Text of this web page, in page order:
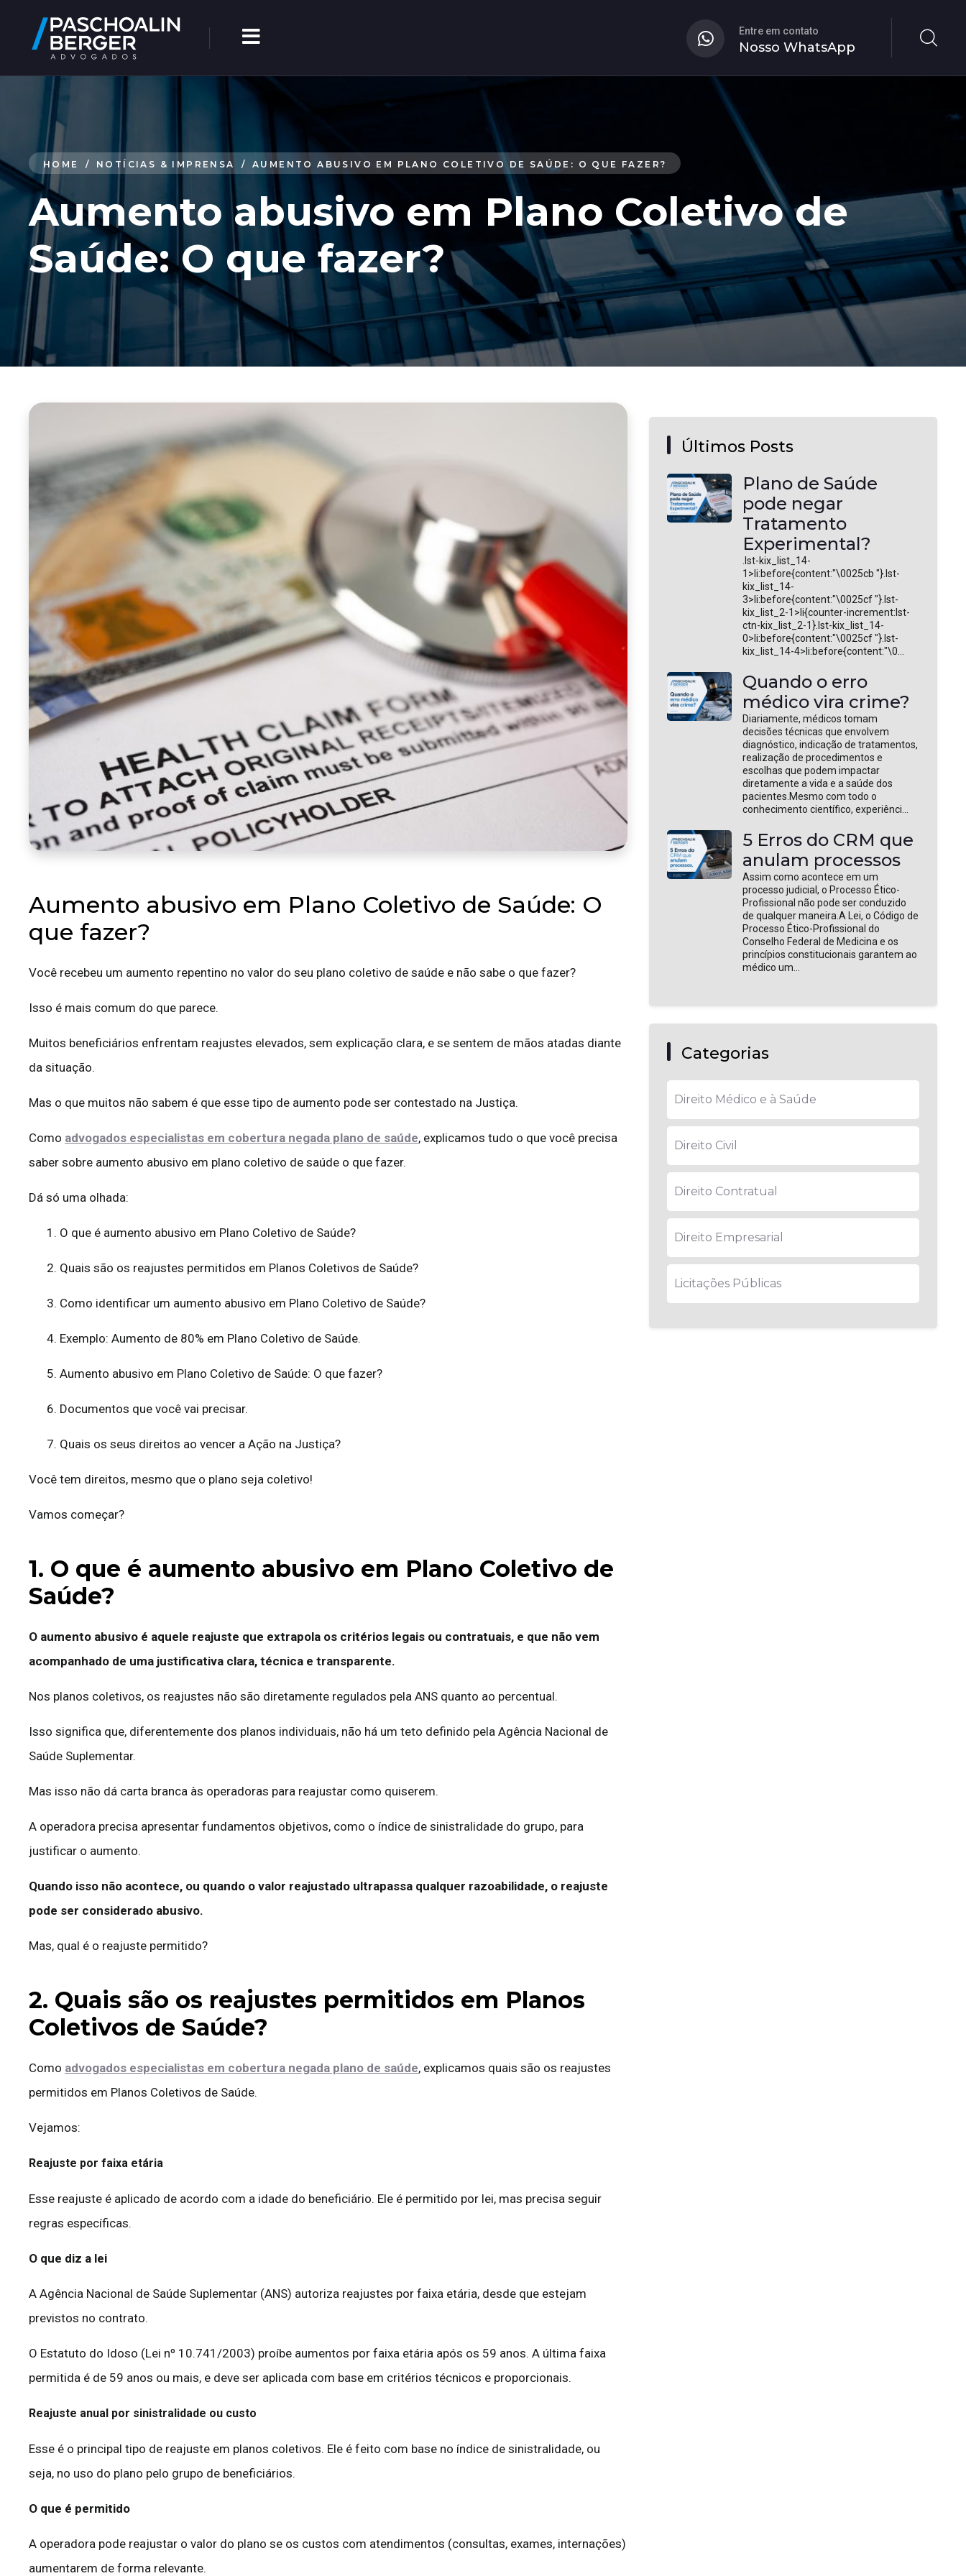
Entre em contato
Nosso WhatsApp
HOME / NOTÍCIAS & IMPRENSA / AUMENTO ABUSIVO EM PLANO COLETIVO DE SAÚDE: O QUE FAZER?
Aumento abusivo em Plano Coletivo de
Saúde: O que fazer?
Aumento abusivo em Plano Coletivo de Saúde: O
que fazer?
Você recebeu um aumento repentino no valor do seu plano coletivo de saúde e não sabe o que fazer?
Isso é mais comum do que parece.
Muitos beneficiários enfrentam reajustes elevados, sem explicação clara, e se sentem de mãos atadas diante
da situação.
Mas o que muitos não sabem é que esse tipo de aumento pode ser contestado na Justiça.
Como advogados especialistas em cobertura negada plano de saúde, explicamos tudo o que você precisa
saber sobre aumento abusivo em plano coletivo de saúde o que fazer.
Dá só uma olhada:
1. O que é aumento abusivo em Plano Coletivo de Saúde?
2. Quais são os reajustes permitidos em Planos Coletivos de Saúde?
3. Como identificar um aumento abusivo em Plano Coletivo de Saúde?
4. Exemplo: Aumento de 80% em Plano Coletivo de Saúde.
5. Aumento abusivo em Plano Coletivo de Saúde: O que fazer?
6. Documentos que você vai precisar.
7. Quais os seus direitos ao vencer a Ação na Justiça?
Você tem direitos, mesmo que o plano seja coletivo!
Vamos começar?
1. O que é aumento abusivo em Plano Coletivo de
Saúde?
O aumento abusivo é aquele reajuste que extrapola os critérios legais ou contratuais, e que não vem
acompanhado de uma justificativa clara, técnica e transparente.
Nos planos coletivos, os reajustes não são diretamente regulados pela ANS quanto ao percentual.
Isso significa que, diferentemente dos planos individuais, não há um teto definido pela Agência Nacional de
Saúde Suplementar.
Mas isso não dá carta branca às operadoras para reajustar como quiserem.
A operadora precisa apresentar fundamentos objetivos, como o índice de sinistralidade do grupo, para
justificar o aumento.
Quando isso não acontece, ou quando o valor reajustado ultrapassa qualquer razoabilidade, o reajuste
pode ser considerado abusivo.
Mas, qual é o reajuste permitido?
2. Quais são os reajustes permitidos em Planos
Coletivos de Saúde?
Como advogados especialistas em cobertura negada plano de saúde, explicamos quais são os reajustes
permitidos em Planos Coletivos de Saúde.
Vejamos:
Reajuste por faixa etária
Esse reajuste é aplicado de acordo com a idade do beneficiário. Ele é permitido por lei, mas precisa seguir
regras específicas.
O que diz a lei
A Agência Nacional de Saúde Suplementar (ANS) autoriza reajustes por faixa etária, desde que estejam
previstos no contrato.
O Estatuto do Idoso (Lei nº 10.741/2003) proíbe aumentos por faixa etária após os 59 anos. A última faixa
permitida é de 59 anos ou mais, e deve ser aplicada com base em critérios técnicos e proporcionais.
Reajuste anual por sinistralidade ou custo
Esse é o principal tipo de reajuste em planos coletivos. Ele é feito com base no índice de sinistralidade, ou
seja, no uso do plano pelo grupo de beneficiários.
O que é permitido
A operadora pode reajustar o valor do plano se os custos com atendimentos (consultas, exames, internações)
aumentarem de forma relevante.
Últimos Posts
Plano de Saúde
pode negar
Tratamento
Experimental?
.lst-kix_list_14-
1>li:before{content:"\0025cb "}.lst-
kix_list_14-
3>li:before{content:"\0025cf "}.lst-
kix_list_2-1>li{counter-increment:lst-
ctn-kix_list_2-1}.lst-kix_list_14-
0>li:before{content:"\0025cf "}.lst-
kix_list_14-4>li:before{content:"\0...
Quando o erro
médico vira crime?
Diariamente, médicos tomam
decisões técnicas que envolvem
diagnóstico, indicação de tratamentos,
realização de procedimentos e
escolhas que podem impactar
diretamente a vida e a saúde dos
pacientes.Mesmo com todo o
conhecimento científico, experiênci...
5 Erros do CRM que
anulam processos
Assim como acontece em um
processo judicial, o Processo Ético-
Profissional não pode ser conduzido
de qualquer maneira.A Lei, o Código de
Processo Ético-Profissional do
Conselho Federal de Medicina e os
princípios constitucionais garantem ao
médico um...
Categorias
Direito Médico e à Saúde
Direito Civil
Direito Contratual
Direito Empresarial
Licitações Públicas